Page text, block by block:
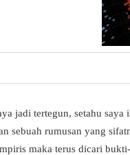
jadi tertegun, setahu
sebuah rumusan yang
maka terus dicari